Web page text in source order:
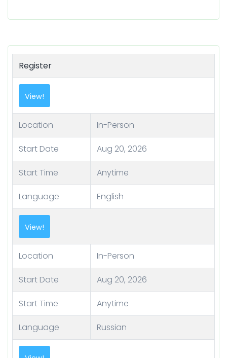
Register
View!
Location In-Person
Start Date Aug 20, 2026
Start Time Anytime
Language English
View!
Location In-Person
Start Date Aug 20, 2026
Start Time Anytime
Language Russian